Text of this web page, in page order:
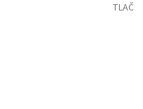
TLAČ